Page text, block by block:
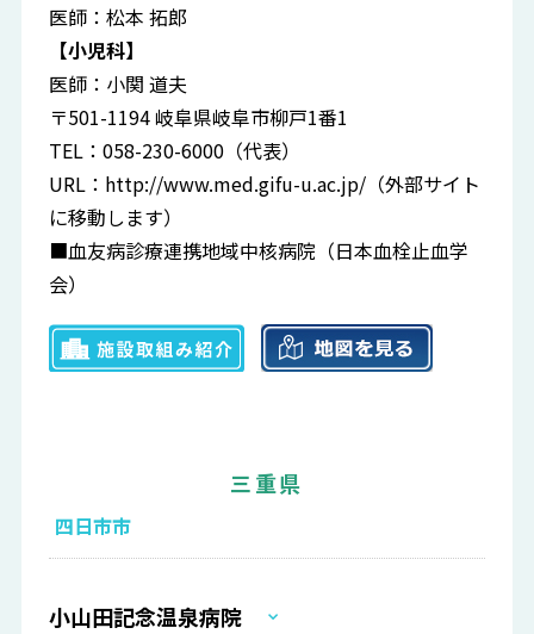
医師：松本 拓郎
【小児科】
医師：小関 道夫
〒501-1194 岐阜県岐阜市柳戸1番1
TEL：058-230-6000（代表）
URL： http://www.med.gifu-u.ac.jp/ （外部サイト
に移動します）
■血友病診療連携地域中核病院（日本血栓止血学
会）
三重県
四日市市
小山田記念温泉病院